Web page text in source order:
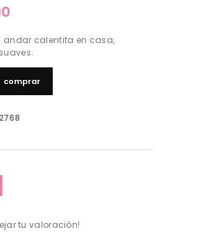
andar calentita en casa,
comprar
2768
tu valoración!